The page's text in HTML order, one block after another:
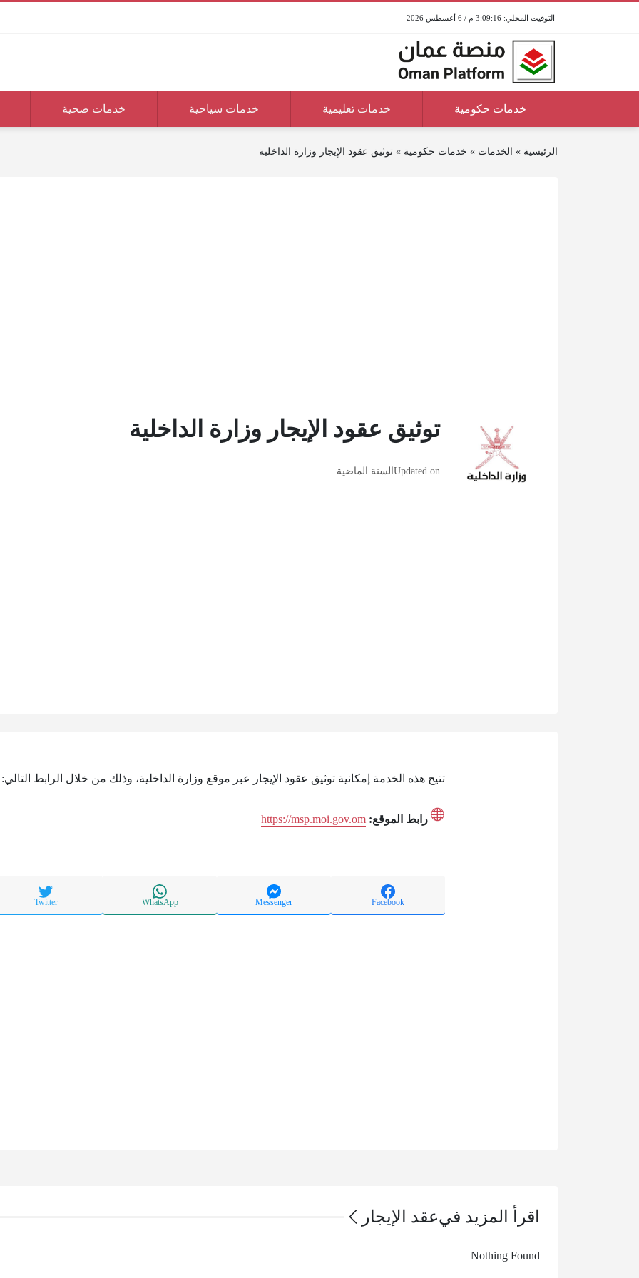
3:09:16 م / 6 أغسطس 2026
خدمات حكومية خدمات تعليمية خدمات سياحية خدمات صحية
الرئيسية » الخدمات » خدمات حكومية »توثيق عقود الإيجار وزارة الداخلية
توثيق عقود الإيجار وزارة الداخلية
Updated onالسنة الماضية
تتيح هذه الخدمة إمكانية توثيق عقود الإيجار عبر موقع وزارة الداخلية، وذلك من خلال الرابط التالي:
رابط الموقع: https://msp.moi.gov.om
Facebook
Messenger
WhatsApp
Twitter
اقرأ المزيد فيعقد الإيجار
Nothing Found